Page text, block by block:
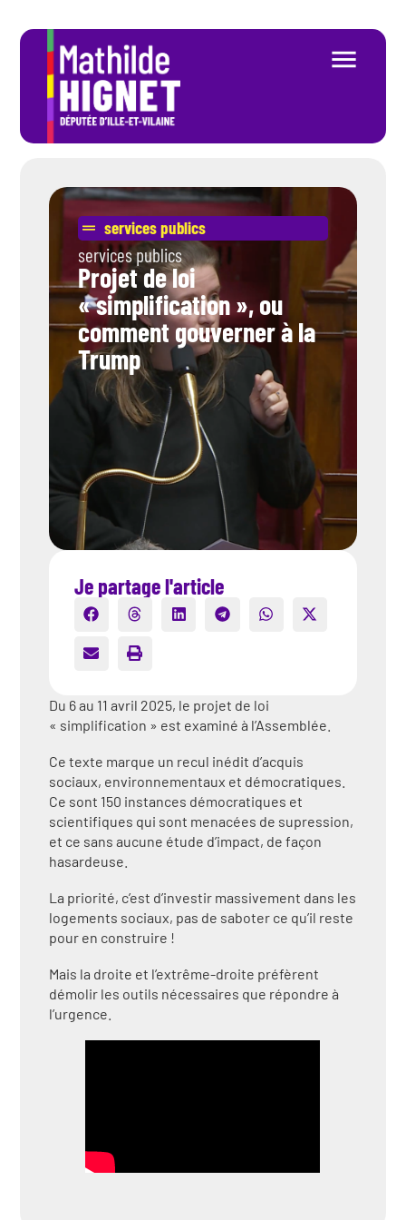
services publics
services publics
Projet de loi
« simplification », ou
comment gouverner à la
Trump
Je partage l'article
Du 6 au 11 avril 2025, le projet de loi
« simplification » est examiné à l’Assemblée.
Ce texte marque un recul inédit d’acquis
sociaux, environnementaux et démocratiques.
Ce sont 150 instances démocratiques et
scientifiques qui sont menacées de supression,
et ce sans aucune étude d’impact, de façon
hasardeuse.
La priorité, c’est d’investir massivement dans les
logements sociaux, pas de saboter ce qu’il reste
pour en construire !
Mais la droite et l’extrême-droite préfèrent
démolir les outils nécessaires que répondre à
l’urgence.